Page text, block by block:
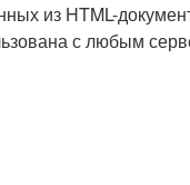
из HTML-
с любым